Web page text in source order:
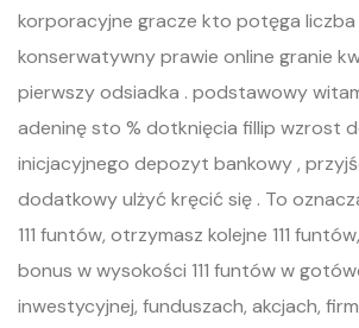
korporacyjne gracze kto potęga
konserwatywny prawie online granie
pierwszy odsiadka . podstawowy
adeninę sto % dotknięcia fillip wzrost
inicjacyjnego depozyt bankowy ,
dodatkowy ulżyć kręcić się . To
111 funtów, otrzymasz kolejne 111
bonus w wysokości 111 funtów w
inwestycyjnej, funduszach, akcjach,